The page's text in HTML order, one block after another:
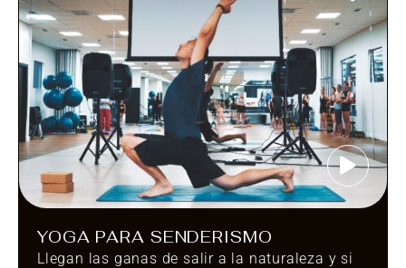
YOGA PARA SENDERISMO
Llegan las ganas de salir a la naturaleza y si